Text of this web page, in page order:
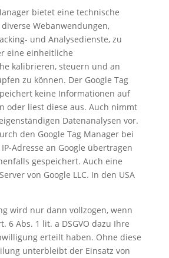
bietet eine technische
Webanwendungen,
und Analysedienste, zu
eine einheitliche
kalibrieren, steuern und an
zu können. Der Google Tag
keine Informationen auf
oder liest diese aus. Auch nimmt
Datenanalysen vor.
den Google Tag Manager bei
Adresse an Google übertragen
gespeichert. Auch eine
von Google LLC. In den USA
wird nur dann vollzogen, wenn
6 Abs. 1 lit. a DSGVO dazu Ihre
erteilt haben. Ohne diese
unterbleibt der Einsatz von